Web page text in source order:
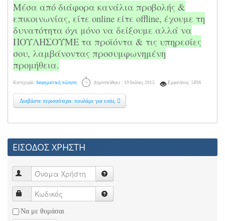
Μέσα από διάφορα κανάλια προβολής &
επικοινωνίας, είτε online είτε offline, έχουμε τη
δυνατότητα όχι μόνο να δείξουμε αλλά να
ΠΟΥΛΗΣΟΥΜΕ τα προϊόντα & τις υπηρεσίες
σου, λαμβάνοντας προσυμφωνημένη
προμήθεια.
Κατηγορία: διαφημιστική πώληση Δημοσιεύθηκε : 19 Ιούλιος 2015 Εμφανίσεις: 5896
Διαβάστε περισσότερα: πουλάμε για εσάς
ΕΙΣΟΔΟΣ ΧΡΗΣΤΗ
Να με θυμάσαι